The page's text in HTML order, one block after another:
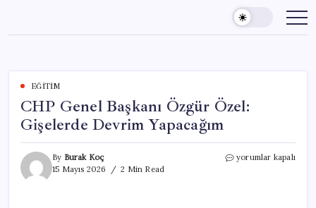
content
EĞITIM
CHP Genel Başkanı Özgür Özel:
Gişelerde Devrim Yapacağım
By Burak Koç
15 Mayıs 2026
2 Min Read
CHP
yorumlar kapalı